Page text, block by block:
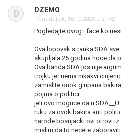
D DZEMO
Ponedeljak, 16.10.2023 u 21:42
Pogledajte ovog i face ko
Ova lopovsk stranka SDA
skupljala 25 godina hoce da
Ova banda SDA jos nije
trojku jer nema nikakvi
zamislite onok glupana
pojma o politici.
jeli ovo moguce da u
ruku za ovok bakira anti
narode bosnjacki ovi otrovi
mislim da to necete